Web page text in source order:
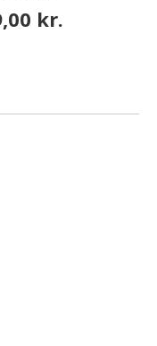
kr.